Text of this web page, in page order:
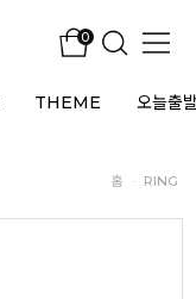
0
THEME 오늘출
홈 · RING